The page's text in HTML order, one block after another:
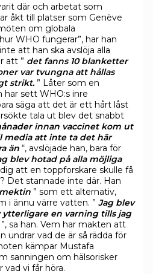
där och arbetat som
åkt till platser som Genève
om globala
WHO fungerar”, har han
att han ska avslöja alla
att ” det fanns 10 blanketter
var tvungna att hållas
strikt.” Låter som en
har sett WHO:s inre
säga att det är ett hårt låst
tala ut blev det snabbt
innan vaccinet kom ut
media att inte ta det här
än“, avslöjade han, bara för
blev hotad på alla möjliga
att en toppforskare skulle få
Det stannade inte där. Han
” som ett alternativ,
i ännu värre vatten. ” Jag blev
ytterligare en varning tills jag
sa han. Vem har makten att
undrar vad de är så rädda för
kämpar Mustafa
sanningen om hälsorisker
vi får höra.